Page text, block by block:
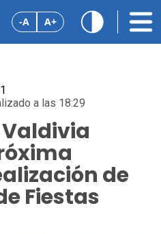
-A A+
a las 18:29
de
Fiestas